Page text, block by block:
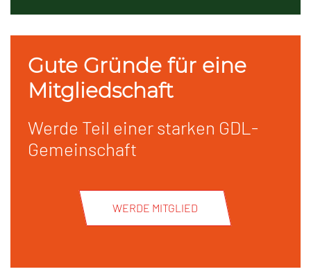
Gute Gründe für eine
Mitgliedschaft
Werde Teil einer starken GDL-
Gemeinschaft
WERDE MITGLIED